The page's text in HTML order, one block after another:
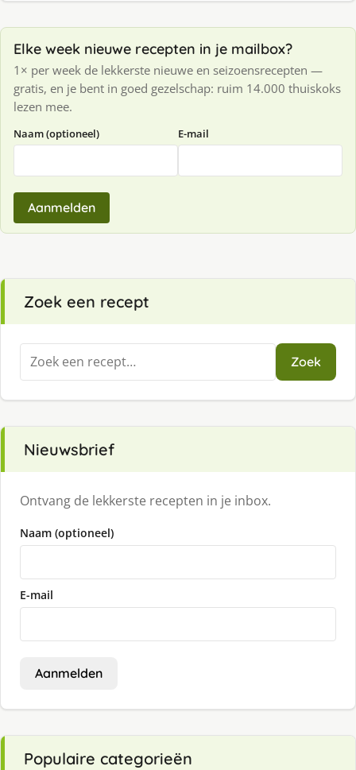
Elke week nieuwe recepten in je mailbox?
1× per week de lekkerste nieuwe en seizoensrecepten —
gratis, en je bent in goed gezelschap: ruim 14.000 thuiskoks
lezen mee.
Naam (optioneel) E-mail
Aanmelden
Zoek een recept
Zoeken
naar:
Zoek
Nieuwsbrief
Ontvang de lekkerste recepten in je inbox.
Naam (optioneel)
E-mail
Aanmelden
Populaire categorieën